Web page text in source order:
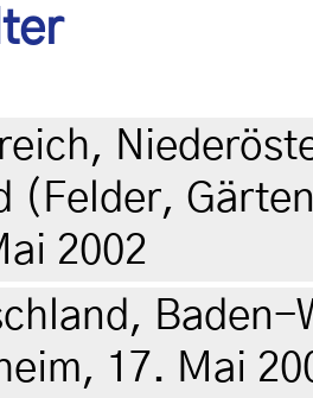
(Felder,
2002
17. Mai